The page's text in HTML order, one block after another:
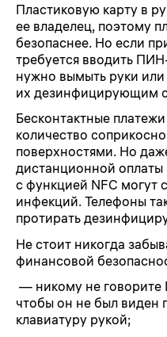
Пластиковую карту в
ее владелец, поэтому
безопаснее. Но если
требуется вводить
нужно вымыть руки или
их дезинфицирующим
Бесконтактные
количество
поверхностями. Но
дистанционной
с функцией NFC могут
инфекций. Телефоны
протирать
Не стоит никогда
финансовой
— никому не говорите
чтобы он не был виден
клавиатуру рукой;